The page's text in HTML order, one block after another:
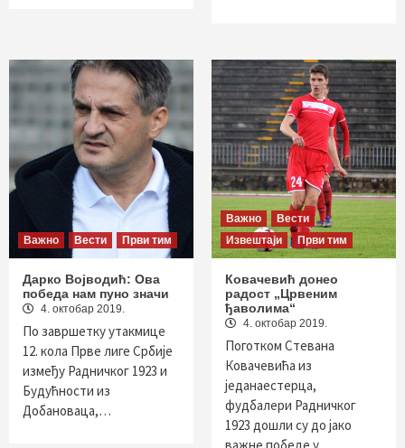
Важно Вести Први тим
Дарко Војводић: Ова
победа нам пуно значи
4. октобар 2019.
По завршетку утакмице
12. кола Прве лиге Србије
између Радничког 1923 и
Будућности из
Добановаца,…
Важно
Вести
Извештаји
Први тим
Ковачевић донео
радост „Црвеним
ђаволима“
4. октобар 2019.
Поготком Стевана
Ковачевића из
једанаестерца,
фудбалери Радничког
1923 дошли су до јако